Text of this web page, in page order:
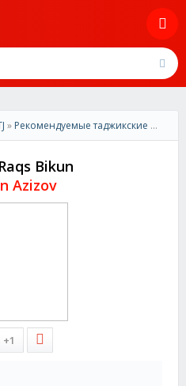
» Рекомендуемые таджикские песни
Bikun
Azizov
+1